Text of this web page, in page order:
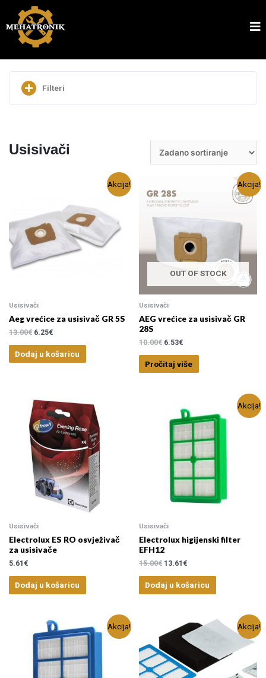
Filteri
Cijena
Usisivači
Akcija!
Usisivači
Aeg vrećice za usisivač GR 5S
13.00€ 6.25€
Dodaj u košaricu
Akcija!
OUT OF STOCK
Usisivači
AEG vrećice za usisivač GR
28S
10.00€ 6.53€
Pročitaj više
Usisivači
Electrolux ES RO osvježivač
za usisivače
5.61 €
Dodaj u košaricu
Akcija!
Usisivači
Electrolux higijenski filter
EFH12
15.00€ 13.61 €
Dodaj u košaricu
Akcija! Akcija!